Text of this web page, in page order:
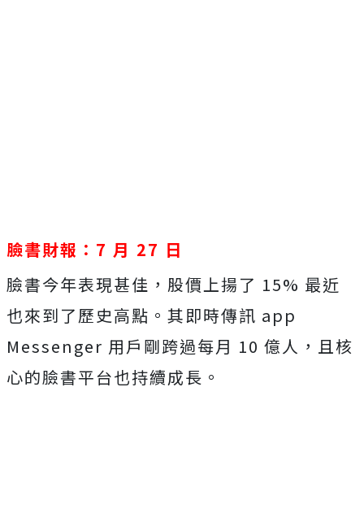
臉書財報：7 月 27 日
臉書今年表現甚佳，股價上揚了 15% 最近
也來到了歷史高點。其即時傳訊 app
Messenger 用戶剛跨過每月 10 億人，且核
心的臉書平台也持續成長。